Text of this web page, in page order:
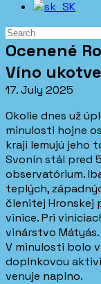
Ocenené
Víno
17. July 2025
Okolie dnes už
minulosti hojne
kraji lemujú jeho
Svonín stál pred
observatórium.
teplých,
členitej Hronskej
vinice. Pri
vinárstvo
V minulosti bolo
doplnkovou
venuje naplno.